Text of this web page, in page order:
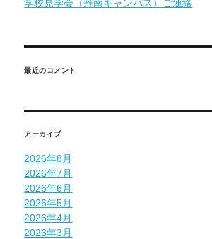
学校見学会（丹南キャンパス）ご連絡
最近のコメント
アーカイブ
2026年8月
2026年7月
2026年6月
2026年5月
2026年4月
2026年3月